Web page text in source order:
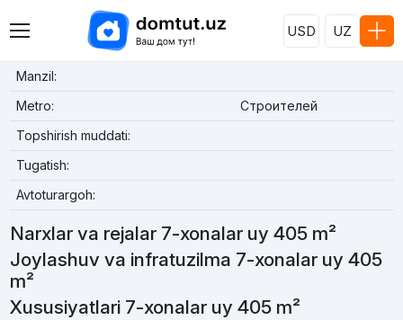
USD UZ
Manzil:
Metro:
Строителей
Topshirish muddati:
Tugatish:
Avtoturargoh:
Narxlar va rejalar 7-xonalar uy 405 m²
Joylashuv va infratuzilma 7-xonalar uy 405
m²
Xususiyatlari 7-xonalar uy 405 m²